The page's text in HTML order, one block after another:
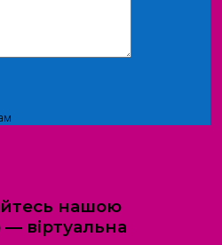
нашою
віртуальна